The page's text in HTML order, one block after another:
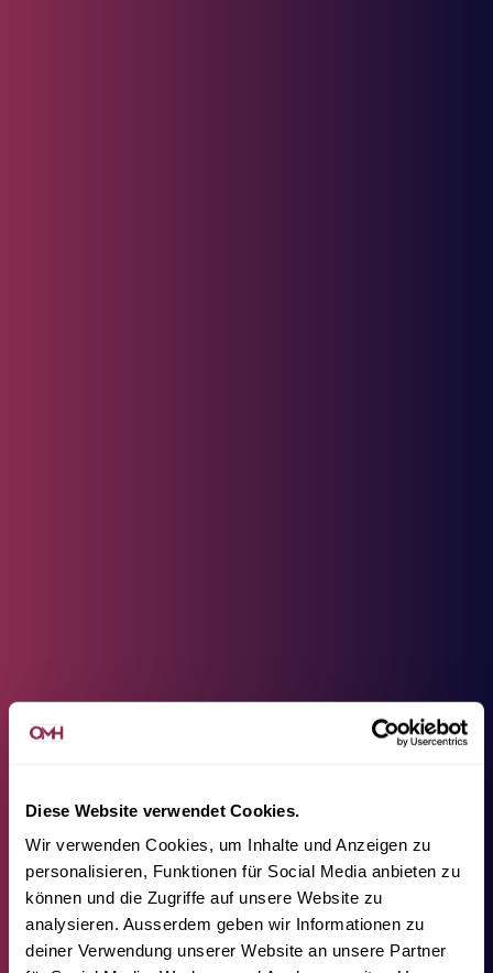
Diese Website verwendet Cookies.
Wir verwenden Cookies, um Inhalte und Anzeigen zu
personalisieren, Funktionen für Social Media anbieten zu
können und die Zugriffe auf unsere Website zu
analysieren. Ausserdem geben wir Informationen zu
deiner Verwendung unserer Website an unsere Partner